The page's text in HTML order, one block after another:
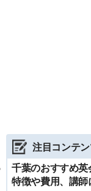
注目コンテ
千葉のおすすめ英
特徴や費用、講